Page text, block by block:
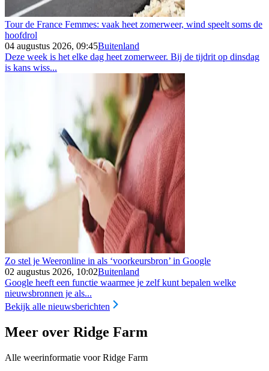
Tour de France Femmes: vaak heet zomerweer, wind speelt soms de
hoofdrol
04 augustus 2026, 09:45Buitenland
Deze week is het elke dag heet zomerweer. Bij de tijdrit op dinsdag
is kans wiss...
Zo stel je Weeronline in als ‘voorkeursbron’ in Google
02 augustus 2026, 10:02Buitenland
Google heeft een functie waarmee je zelf kunt bepalen welke
nieuwsbronnen je als...
Bekijk alle nieuwsberichten
Meer over Ridge Farm
Alle weerinformatie voor Ridge Farm